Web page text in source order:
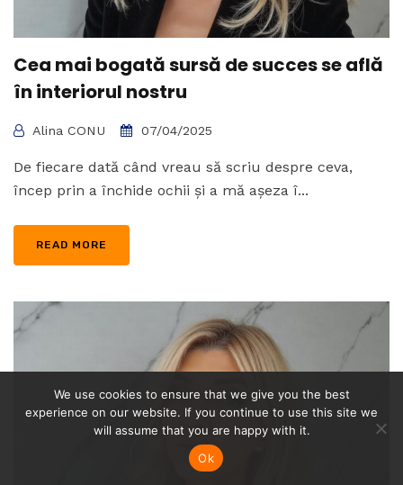
Cea mai bogată sursă de succes se află
în interiorul nostru
Alina CONU 07/04/2025
De fiecare dată când vreau să scriu despre ceva,
încep prin a închide ochii și a mă așeza î...
READ MORE
We use cookies to ensure that we give you the best
experience on our website. If you continue to use this site we
will assume that you are happy with it.
Ok